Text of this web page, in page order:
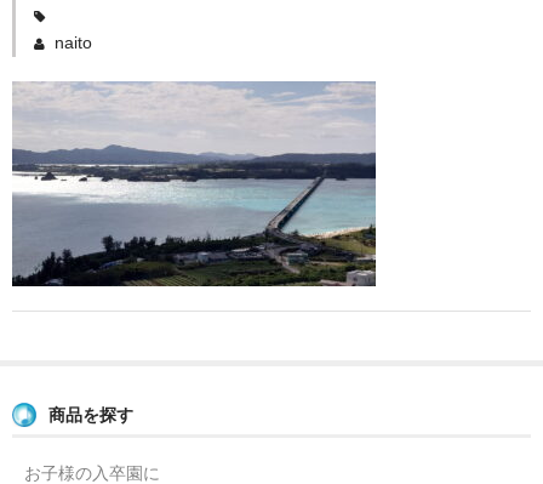
業務用箸（食洗機対応）
マイ箸・箸袋
よくあるご質問
naito
商品を探す
お子様の入卒園に